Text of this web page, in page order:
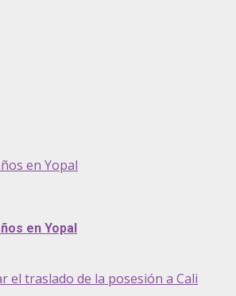
en Yopal
en Yopal
el traslado de la posesión a Cali